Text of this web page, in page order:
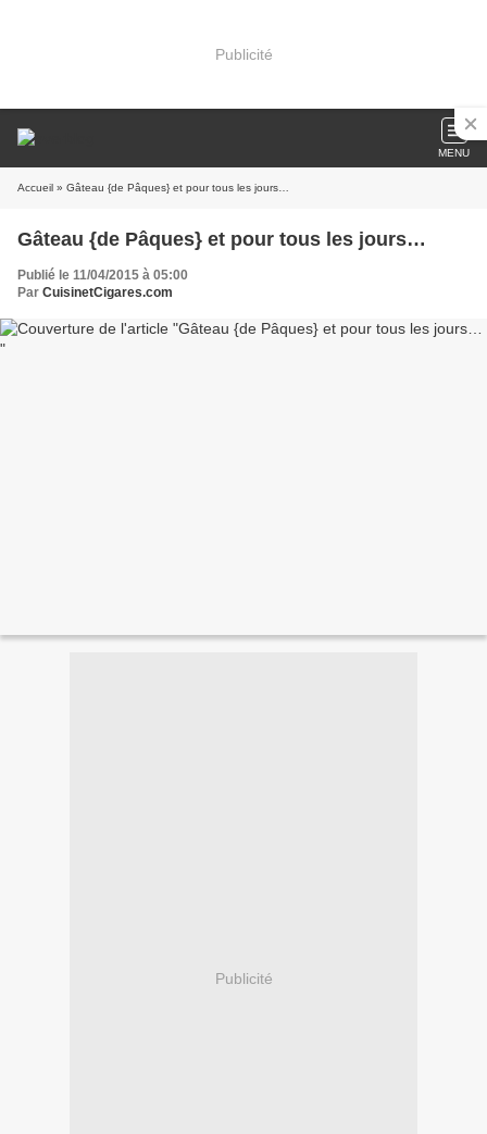
Publicité
MENU
Accueil » Gâteau {de Pâques} et pour tous les jours…
Gâteau {de Pâques} et pour tous les jours…
Publié le 11/04/2015 à 05:00
Par CuisinetCigares.com
Publicité